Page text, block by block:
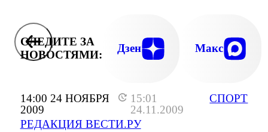
14:00 24 НОЯБРЯ
2009
15:01
24.11.2009
РЕДАКЦИЯ ВЕСТИ.РУ
СПОРТ
СЛЕДИТЕ ЗА
НОВОСТЯМИ:
Дзен Макс